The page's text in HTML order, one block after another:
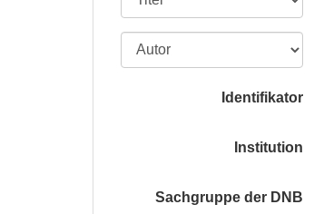
Identifikator
Institution
Sachgruppe der DNB